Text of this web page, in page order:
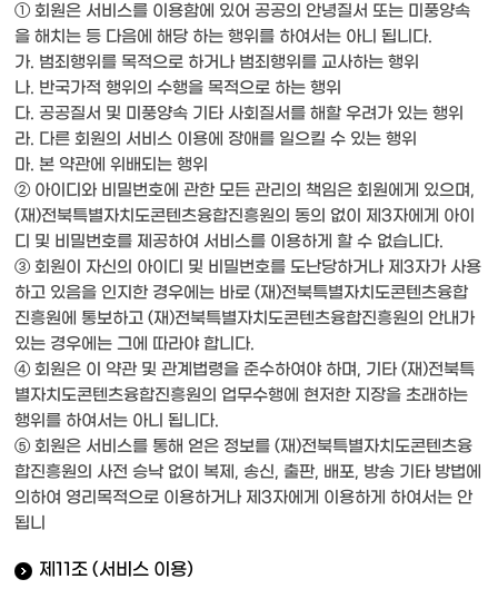
① 회원은 서비스를 이용함에 있어 공공의 안녕질서 또는 미풍양속
을 해치는 등 다음에 해당 하는 행위를 하여서는 아니 됩니다.
가. 범죄행위를 목적으로 하거나 범죄행위를 교사하는 행위
나. 반국가적 행위의 수행을 목적으로 하는 행위
다. 공공질서 및 미풍양속 기타 사회질서를 해할 우려가 있는 행위
라. 다른 회원의 서비스 이용에 장애를 일으킬 수 있는 행위
마. 본 약관에 위배되는 행위
② 아이디와 비밀번호에 관한 모든 관리의 책임은 회원에게 있으며,
(재)전북특별자치도콘텐츠융합진흥원의 동의 없이 제3자에게 아이
디 및 비밀번호를 제공하여 서비스를 이용하게 할 수 없습니다.
③ 회원이 자신의 아이디 및 비밀번호를 도난당하거나 제3자가 사용
하고 있음을 인지한 경우에는 바로 (재)전북특별자치도콘텐츠융합
진흥원에 통보하고 (재)전북특별자치도콘텐츠융합진흥원의 안내가
있는 경우에는 그에 따라야 합니다.
④ 회원은 이 약관 및 관계법령을 준수하여야 하며, 기타 (재)전북특
별자치도콘텐츠융합진흥원의 업무수행에 현저한 지장을 초래하는
행위를 하여서는 아니 됩니다.
⑤ 회원은 서비스를 통해 얻은 정보를 (재)전북특별자치도콘텐츠융
합진흥원의 사전 승낙 없이 복제, 송신, 출판, 배포, 방송 기타 방법에
의하여 영리목적으로 이용하거나 제3자에게 이용하게 하여서는 안
됩니
제11조 (서비스 이용)